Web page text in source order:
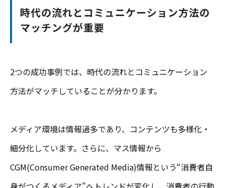
時代の流れとコミュニケーション方法の
マッチングが重要
2つの成功事例では、時代の流れとコミュニケーション
方法がマッチしていることが分かります。
メディア環境は情報過多であり、コンテンツも多様化・
細分化しています。さらに、マス情報から
CGM(Consumer Generated Media)情報という“消費者自